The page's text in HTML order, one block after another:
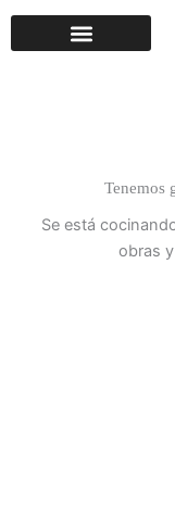
Tenemos
Se está
obras